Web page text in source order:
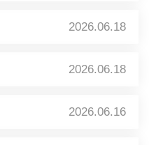
2026.06.18
2026.06.18
2026.06.16